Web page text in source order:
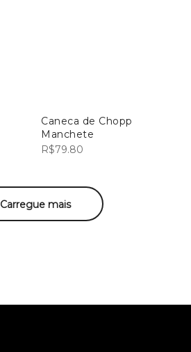
Caneca de Chopp
Manchete
R$79.80
Carregue mais